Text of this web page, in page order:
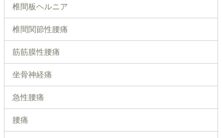
椎間板ヘルニア
椎間関節性腰痛
筋筋膜性腰痛
坐骨神経痛
急性腰痛
腰痛